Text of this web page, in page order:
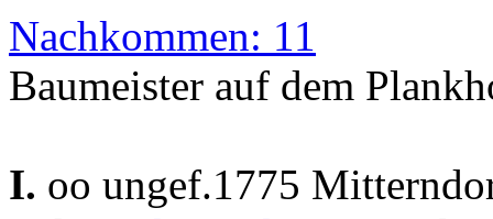
Nachkommen: 11
Baumeister auf dem
I. oo ungef.1775